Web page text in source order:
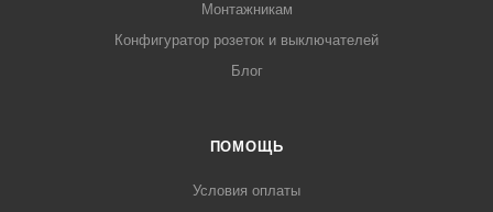
Монтажникам
Конфигуратор розеток и выключателей
Блог
ПОМОЩЬ
Условия оплаты